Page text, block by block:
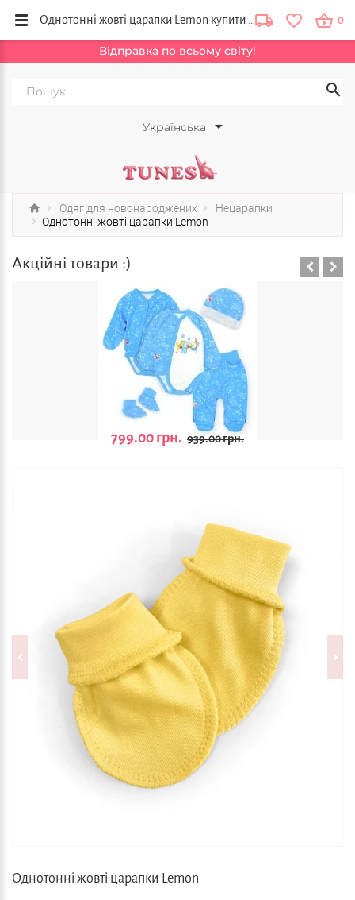
Відправка по всьому світу!
Українська
0
Одяг для новонароджених
Нецарапки
Однотонні жовті царапки Lemon
Акційні товари :)
799.00 грн. 939.00 грн.
Однотонні жовті царапки Lemon